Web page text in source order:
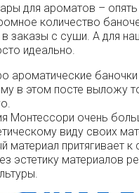
для ароматов –
количество
заказы с суши. А для
идеально.
ароматические баночки
в этом посте выложу
Монтессори очень
виду своих
материал притягивает к
эстетику материалов